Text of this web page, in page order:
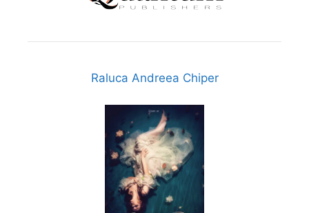
Raluca Andreea Chiper